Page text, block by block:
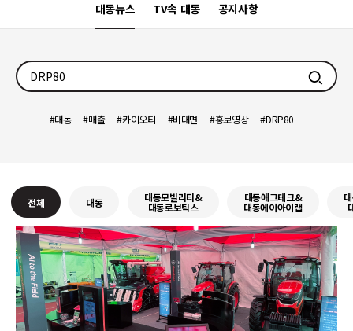
대동뉴스 TV속 대동 공지사항
검색
대동 매출 카이오티 비대면 홍보영상 DRP80
전체 대동 대동모빌리티&
대동로보틱스
대동애그테크&
대동에이아이랩